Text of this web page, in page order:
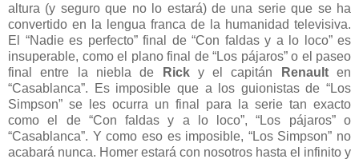
altura (y seguro que no lo estará) de una serie que se ha
convertido en la lengua franca de la humanidad televisiva.
El “Nadie es perfecto” final de “Con faldas y a lo loco” es
insuperable, como el plano final de “Los pájaros” o el paseo
final entre la niebla de
Rick y el capitán Renaulten
“Casablanca”. Es imposible que a los guionistas de “Los
Simpson” se les ocurra un final para la serie tan exacto
como el de “Con faldas y a lo loco”, “Los pájaros” o
“Casablanca”. Y como eso es imposible, “Los Simpson” no
acabará nunca. Homer estará con nosotros hasta el infinito y